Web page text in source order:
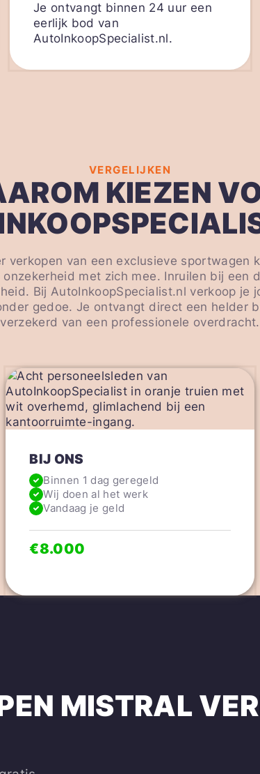
Je ontvangt binnen 24 uur een
eerlijk bod van
AutoInkoopSpecialist.nl.
VERGELIJKEN
KIEZEN
verkopen van een exclusieve sportwagen
met zich mee. Inruilen bij een
Bij AutoInkoopSpecialist.nl verkoop je
gedoe. Je ontvangt direct een helder
verzekerd van een professionele overdracht.
BIJ ONS
Binnen 1 dag geregeld
Wij doen al het werk
Vandaag je geld
€8.000
MISTRAL